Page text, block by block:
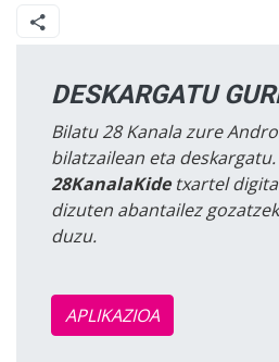
DESKARGATU
Bilatu 28 Kanala zure
bilatzailean eta
28KanalaKidetxartel
dizuten abantailez
duzu.
APLIKAZIOA